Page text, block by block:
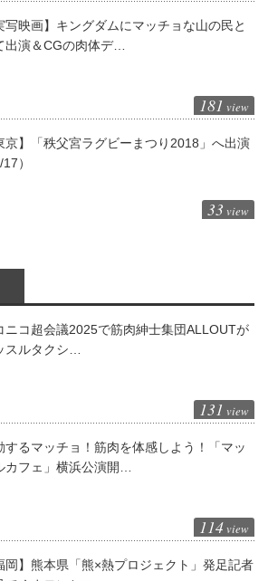
写映画】キングダムにマッチョな山の民と
出演＆CGの肉体デ…
181 view
京】「秩父宮ラグビーまつり2018」へ出演
17）
33 view
ニコ超会議2025で筋肉紳士集団ALLOUTが
スルタクシ…
131 view
するマッチョ！筋肉を体感しよう！「マッ
カフェ」横浜公演開…
114 view
岡】熊本県「熊×熱プロジェクト」発足記者